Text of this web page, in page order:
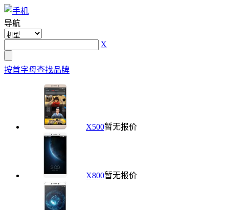
导航
X
按首字母查找品牌
X500暂无报价
X800暂无报价